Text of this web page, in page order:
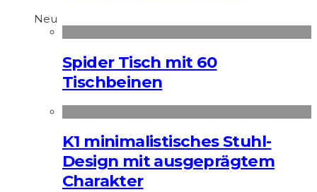
Neu
Spider Tisch mit 60
Tischbeinen
K1 minimalistisches Stuhl-
Design mit ausgeprägtem
Charakter